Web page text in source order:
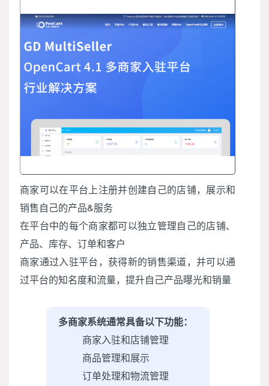
商家可以在平台上注册并创建自己的店铺，展示和
销售自己的产品&服务
在平台中的每个商家都可以独立管理自己的店铺、
产品、库存、订单和客户
商家通过入驻平台，获得新的销售渠道，并可以通
过平台的知名度和流量，提升自己产品曝光和销量
多商家系统通常具备以下功能：
商家入驻和店铺管理
商品管理和展示
订单处理和物流管理